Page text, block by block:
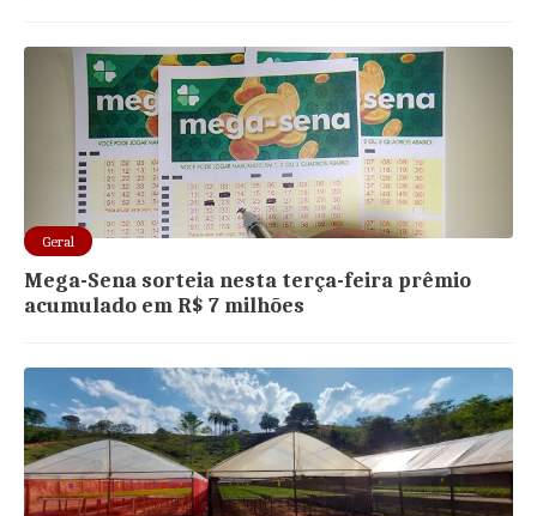
Geral
Mega-Sena sorteia nesta terça-feira prêmio
acumulado em R$ 7 milhões